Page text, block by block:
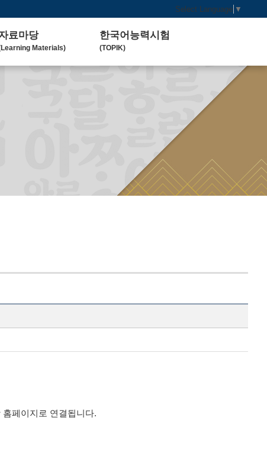
Select Language ▼
료마당
Materials)
국 교육 자료
한국어능력시험
(TOPIK)
토픽(TOPIK) 안내
페이지로 연결됩니다.